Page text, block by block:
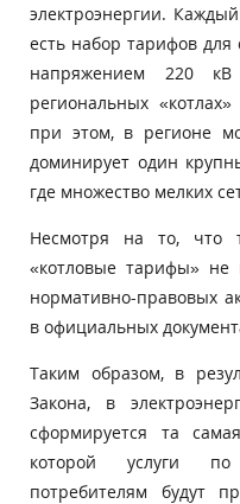
электроэнергии.
есть набор тарифов для
напряжением 220
региональных
при этом, в регионе
доминирует один
где множество мелких
Несмотря на то, что
«котловые тарифы» не
нормативно-правовых
в официальных
Таким образом, в
Закона, в
сформируется та
которой услуги по
потребителям будут